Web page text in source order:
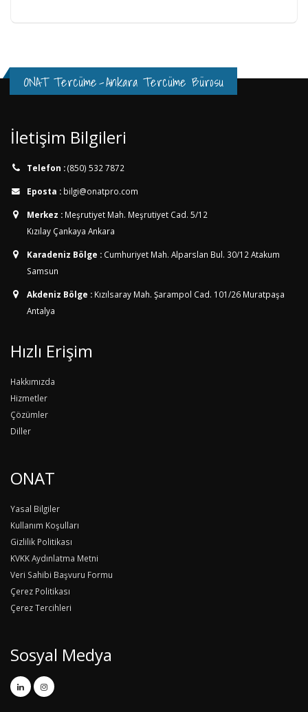
ONAT Tercüme-Ankara Tercüme Bürosu
İletişim Bilgileri
Telefon :(850) 532 7872
Eposta : bilgi@onatpro.com
Merkez : Meşrutiyet Mah. Meşrutiyet Cad. 5/12
Kızılay Çankaya Ankara
Karadeniz Bölge : Cumhuriyet Mah. Alparslan Bul. 30/12 Atakum
Samsun
Akdeniz Bölge : Kızılsaray Mah. Şarampol Cad. 101/26 Muratpaşa
Antalya
Hızlı Erişim
Hakkımızda
Hizmetler
Çözümler
Diller
ONAT
Yasal Bilgiler
Kullanım Koşulları
Gizlilik Politikası
KVKK Aydınlatma Metni
Veri Sahibi Başvuru Formu
Çerez Politikası
Çerez Tercihleri
Sosyal Medya